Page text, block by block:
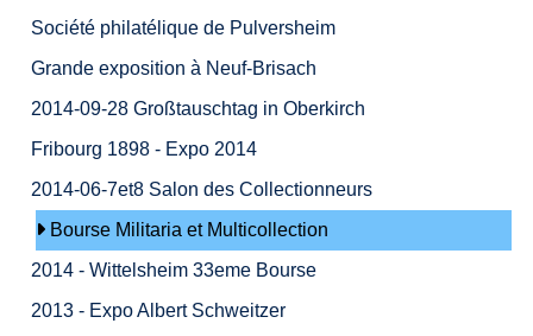
Société philatélique de Pulversheim
Grande exposition à Neuf-Brisach
2014-09-28 Großtauschtag in Oberkirch
Fribourg 1898 - Expo 2014
2014-06-7et8 Salon des Collectionneurs
Bourse Militaria et Multicollection
2014 - Wittelsheim 33eme Bourse
2013 - Expo Albert Schweitzer